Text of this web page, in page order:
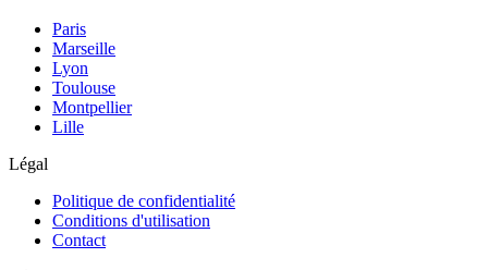
Paris
Marseille
Lyon
Toulouse
Montpellier
Lille
Légal
Politique de confidentialité
Conditions d'utilisation
Contact